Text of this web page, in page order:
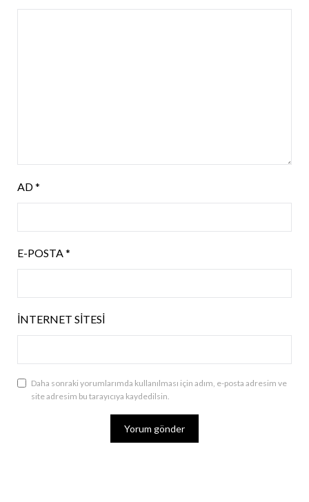
AD*
E-POSTA*
İNTERNET SITESI
Daha sonraki yorumlarımda kullanılması için adım, e-posta adresim ve
site adresim bu tarayıcıya kaydedilsin.